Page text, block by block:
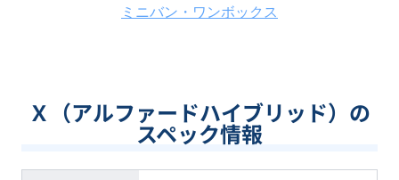
ミニバン・ワンボックス
Ｘ（アルファードハイブリッド）の
スペック情報